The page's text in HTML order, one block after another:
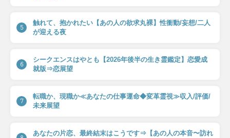
5
触れて、抱かれたい【あの人の欲求丸裸】性衝動/妄想/二人
が迎える夜
6
シークエンスはやとも【2026年後半の生き霊鑑定】恋愛成
就版⇒恋展望
7
転職か、現職か≪あなたの仕事運命◆変革霊視≫収入/評価/
未来展望
あなたの片恋、最終結末はこうです⇒【あの人の本音〜訪れ